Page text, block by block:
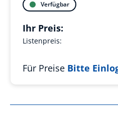
Verfügbar
Listenpreis:
Ihr Preis:
Für Preise Bitte